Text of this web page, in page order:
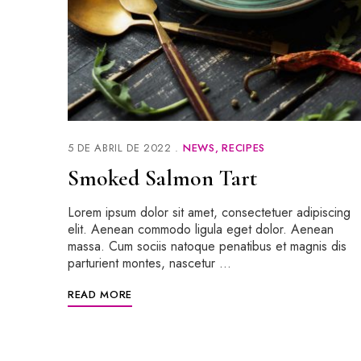
5 DE ABRIL DE 2022 NEWS RECIPES
Smoked Salmon Tart
Lorem ipsum dolor sit amet, consectetuer adipiscing
elit. Aenean commodo ligula eget dolor. Aenean
massa. Cum sociis natoque penatibus et magnis dis
parturient montes, nascetur …
READ MORE